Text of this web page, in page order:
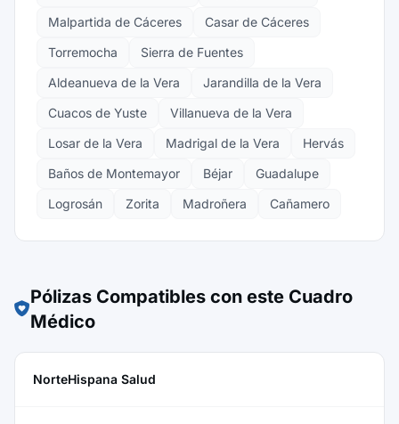
Malpartida de Cáceres
Casar de Cáceres
Torremocha
Sierra de Fuentes
Aldeanueva de la Vera
Jarandilla de la Vera
Cuacos de Yuste
Villanueva de la Vera
Losar de la Vera
Madrigal de la Vera
Hervás
Baños de Montemayor
Béjar
Guadalupe
Logrosán
Zorita Madroñera Cañamero
Pólizas Compatibles con este Cuadro
Médico
NorteHispana Salud